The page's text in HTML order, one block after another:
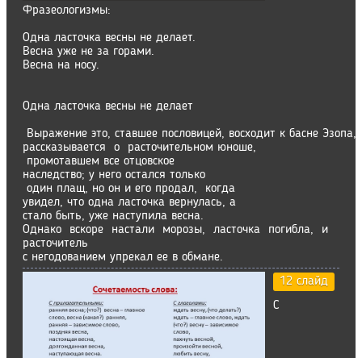
Фразеологизмы:
Одна ласточка весны не делает.
Весна уже не за горами.
Весна на носу.
Одна ласточка весны не делает
Выражение это, ставшее пословицей, восходит к басне
рассказывается о расточительном юноше,
промотавшем все отцовское
наследство; у него остался только
один плащ, но он и его продал, когда
увидел, что одна ласточка вернулась, а
стало быть, уже наступила весна.
Однако вскоре настали морозы, ласточка погибла, и
расточитель
с негодованием упрекал ее в обмане.
12 слайд
С